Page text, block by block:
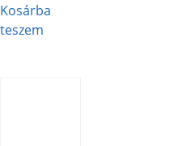
Kosárba
teszem